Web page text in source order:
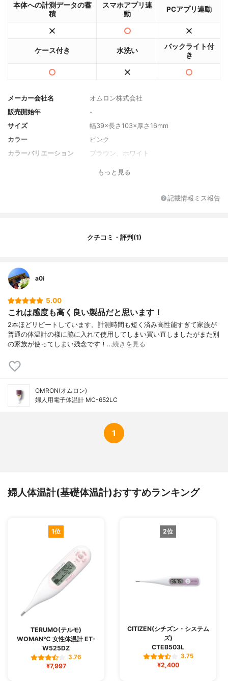
本体への計測データの蓄
積
スマホアプリ連
動
PCアプリ連動
ケース付き 水洗い
バックライト付
き
メーカー会社名
オムロン株式会社
販売開始年
-
サイズ
幅39×長さ103×厚さ16mm
カラー
ピンク
カラーバリエーション
ブラウン、ホワイト
お試し用電池（リチウム電池CR2032×1
個）、スタートアップガイド、取扱説明書
-
もっと見る
記載情報ミス報告
クチコミ・評判(1)
a0i
5.00
これは感度も高く良い製品だと思います！
2本ほどリピートしています。計測時間も短く済み高性能すぎて家族が
普通の体温計の様に脇に入れて使用してしまい買い直しましたがまた別
の家族が使ってしまい残念です！…続きを見る
OMRON(オムロン)
婦人用電子体温計 MC-652LC
1
婦人体温計(基礎体温計)おすすめランキング
1位
TERUMO(テルモ)
WOMAN℃ 女性体温計 ET-
W525DZ
3.76
¥7,997
2位
CITIZEN(シチズン・システム
ズ)
CTEB503L
3.75
¥2,400